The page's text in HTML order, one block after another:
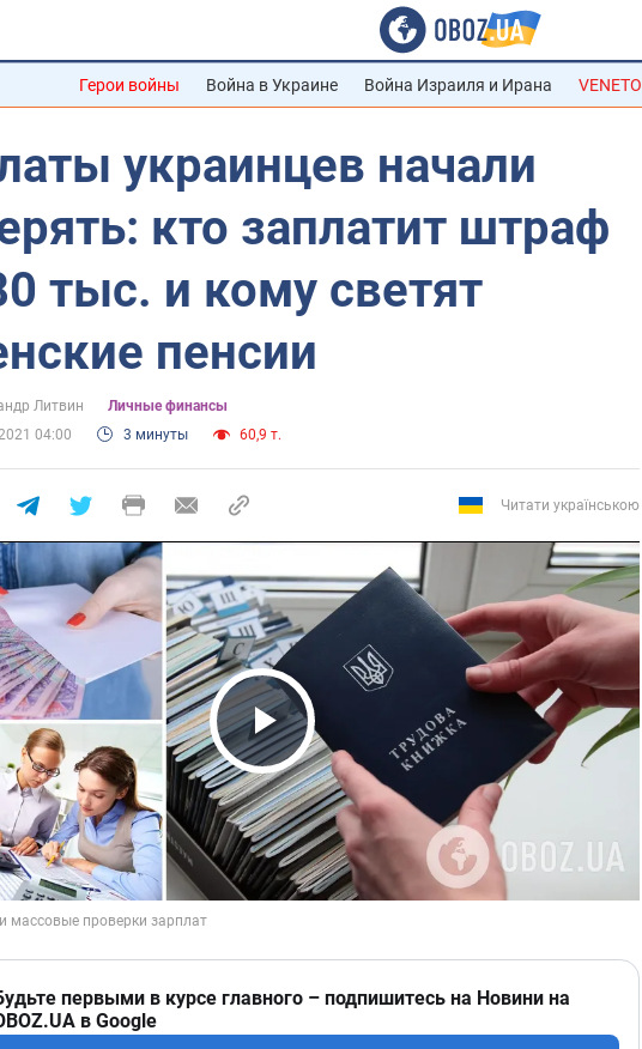
Герои войны Война в Украине Война Израиля и Ирана VENETO
украинцев начали
кто заплатит штраф
тыс. и кому светят
пенсии
Литвин
Личные финансы
04:00
3 минуты 60,9 т.
Читати українською
Play Video
первыми в курсе главного – подпишитесь на Новини на
в Google